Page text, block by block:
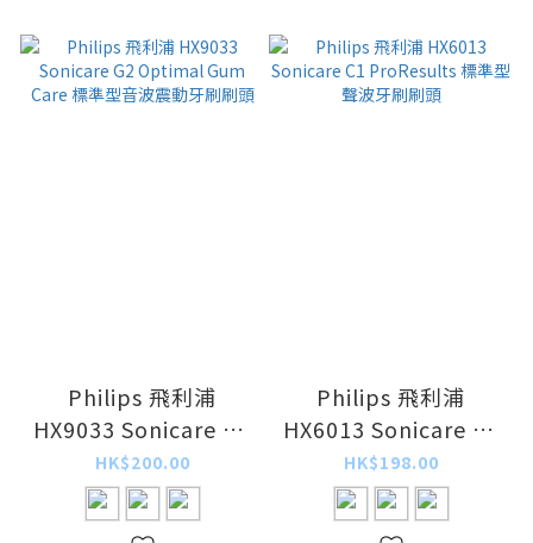
Philips 飛利浦
HX9033 Sonicare G2
Optimal Gum Care
標準型音波震動牙刷刷
頭
HK$200.00
Philips 飛利浦
HX6013 Sonicare C1
ProResults 標準型聲
波牙刷刷頭
HK$198.00